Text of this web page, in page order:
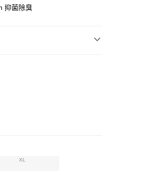
。
後，將跳轉至「AFTEE先享後
後，即可完成結帳。
運費
抑菌除臭
XL